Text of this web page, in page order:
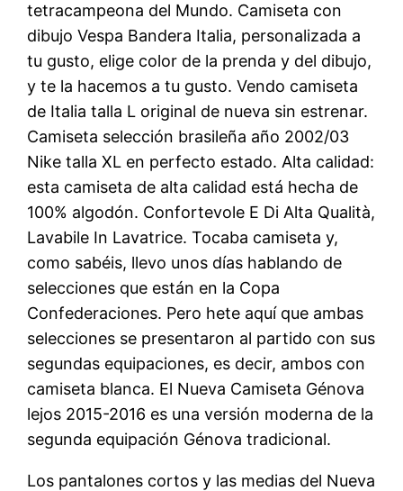
tetracampeona del Mundo. Camiseta con
dibujo Vespa Bandera Italia, personalizada a
tu gusto, elige color de la prenda y del dibujo,
y te la hacemos a tu gusto. Vendo camiseta
de Italia talla L original de nueva sin estrenar.
Camiseta selección brasileña año 2002/03
Nike talla XL en perfecto estado. Alta calidad:
esta camiseta de alta calidad está hecha de
100% algodón. Confortevole E Di Alta Qualità,
Lavabile In Lavatrice. Tocaba camiseta y,
como sabéis, llevo unos días hablando de
selecciones que están en la Copa
Confederaciones. Pero hete aquí que ambas
selecciones se presentaron al partido con sus
segundas equipaciones, es decir, ambos con
camiseta blanca. El Nueva Camiseta Génova
lejos 2015-2016 es una versión moderna de la
segunda equipación Génova tradicional.
Los pantalones cortos y las medias del Nueva